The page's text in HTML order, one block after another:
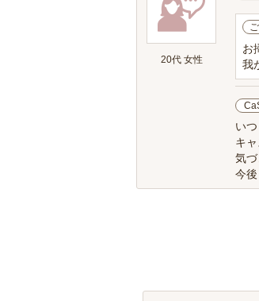
20代 女性
お
我
い
キ
気
今